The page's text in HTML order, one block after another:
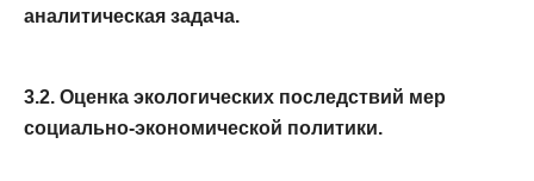
аналитическая задача.
3.2. Оценка экологических последствий мер
социально-экономической политики.